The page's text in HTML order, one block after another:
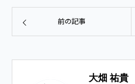
前の記事
大畑 祐貴